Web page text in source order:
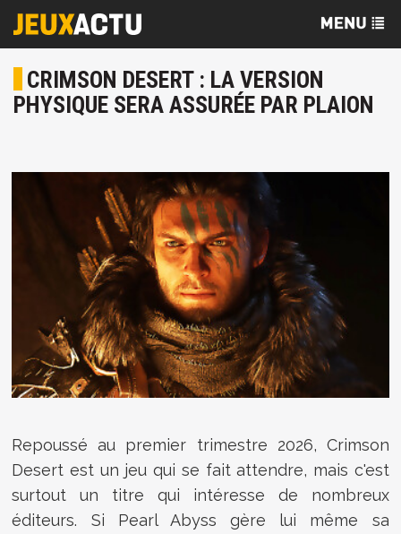
CRIMSON DESERT : LA VERSION
PHYSIQUE SERA ASSURÉE PAR PLAION
Repoussé au premier trimestre 2026, Crimson
Desert est un jeu qui se fait attendre, mais c'est
surtout un titre qui intéresse de nombreux
éditeurs. Si Pearl Abyss gère lui même sa